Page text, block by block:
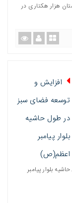
هزار هکتاری در
افزایش و
توسعه فضای سبز
در طول حاشیه
بلوار پیامبر
اعظم(ص)
حاشیه بلوار پیامبر